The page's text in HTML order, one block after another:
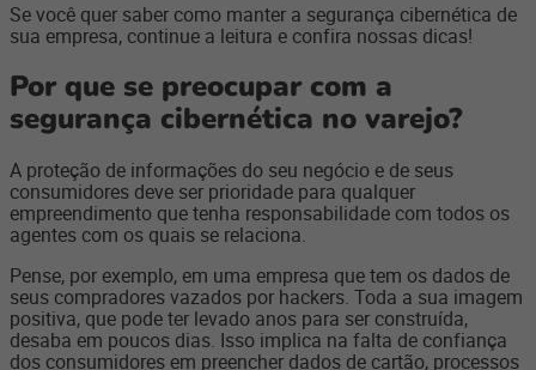
Se você quer saber como manter a segurança cibernética de
sua empresa, continue a leitura e confira nossas dicas!
Por que se preocupar com a
segurança cibernética no varejo?
A proteção de informações do seu negócio e de seus
consumidores deve ser prioridade para qualquer
empreendimento que tenha responsabilidade com todos os
agentes com os quais se relaciona.
Pense, por exemplo, em uma empresa que tem os dados de
seus compradores vazados por hackers. Toda a sua imagem
positiva, que pode ter levado anos para ser construída,
desaba em poucos dias. Isso implica na falta de confiança
dos consumidores em preencher dados de cartão, processos